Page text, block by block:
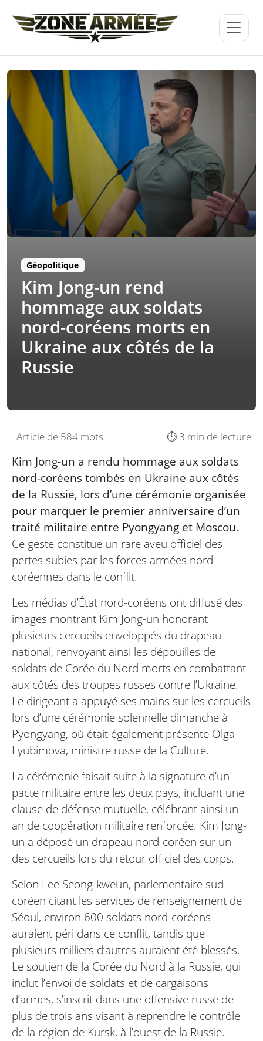
Géopolitique
Kim Jong-un rend
hommage aux soldats
nord-coréens morts en
Ukraine aux côtés de la
Russie
Article de 584 mots ⏱️ 3 min de lecture
Kim Jong-un a rendu hommage aux soldats
nord-coréens tombés en Ukraine aux côtés
de la Russie, lors d’une cérémonie organisée
pour marquer le premier anniversaire d’un
traité militaire entre Pyongyang et Moscou.
Ce geste constitue un rare aveu officiel des
pertes subies par les forces armées nord-
coréennes dans le conflit.
Les médias d’État nord-coréens ont diffusé des
images montrant Kim Jong-un honorant
plusieurs cercueils enveloppés du drapeau
national, renvoyant ainsi les dépouilles de
soldats de Corée du Nord morts en combattant
aux côtés des troupes russes contre l’Ukraine.
Le dirigeant a appuyé ses mains sur les cercueils
lors d’une cérémonie solennelle dimanche à
Pyongyang, où était également présente Olga
Lyubimova, ministre russe de la Culture.
La cérémonie faisait suite à la signature d’un
pacte militaire entre les deux pays, incluant une
clause de défense mutuelle, célébrant ainsi un
an de coopération militaire renforcée. Kim Jong-
un a déposé un drapeau nord-coréen sur un
des cercueils lors du retour officiel des corps.
Selon Lee Seong-kweun, parlementaire sud-
coréen citant les services de renseignement de
Séoul, environ 600 soldats nord-coréens
auraient péri dans ce conflit, tandis que
plusieurs milliers d’autres auraient été blessés.
Le soutien de la Corée du Nord à la Russie, qui
inclut l’envoi de soldats et de cargaisons
d’armes, s’inscrit dans une offensive russe de
plus de trois ans visant à reprendre le contrôle
de la région de Kursk, à l’ouest de la Russie.